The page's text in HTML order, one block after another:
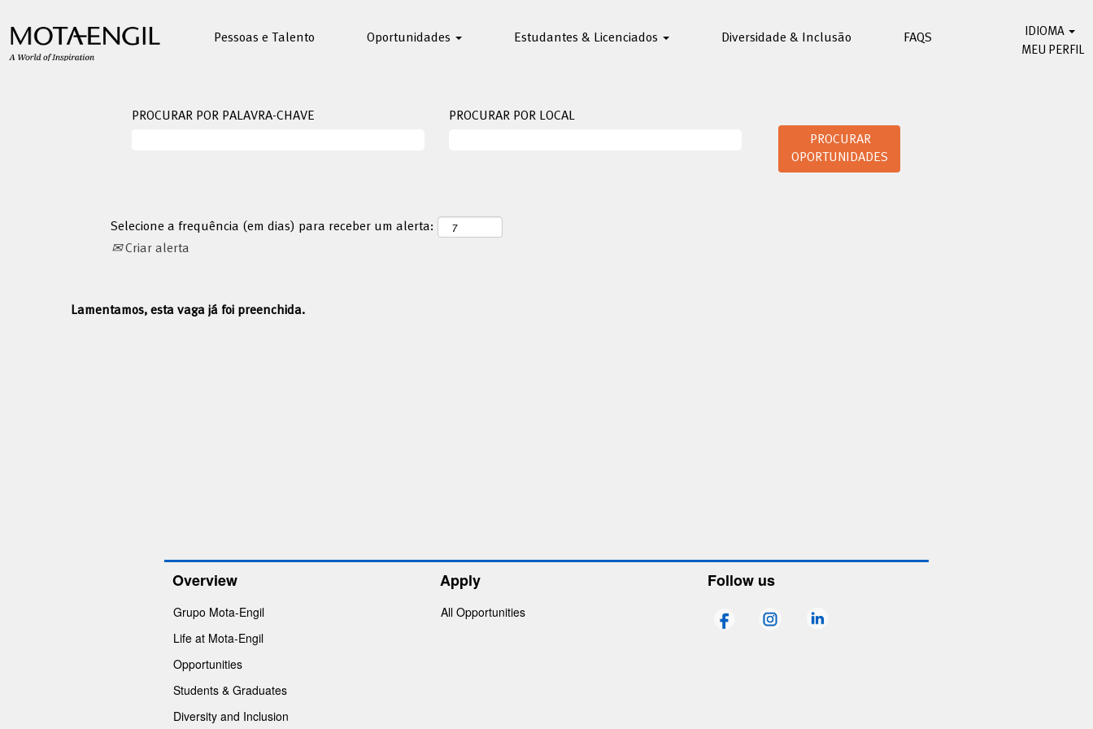
Pessoas e Talento Oportunidades Estudantes & Licenciados Diversidade & Inclusão FAQS
IDIOMA
MEU PERFIL
PROCURAR POR PALAVRA-CHAVE PROCURAR POR LOCAL
Selecione a frequência (em dias) para receber um alerta:
Criar alerta
Lamentamos, esta vaga já foi preenchida.
Overview
Grupo Mota-Engil
Life at Mota-Engil
Opportunities
Students & Graduates
Diversity and Inclusion
Apply
All Opportunities
Follow us